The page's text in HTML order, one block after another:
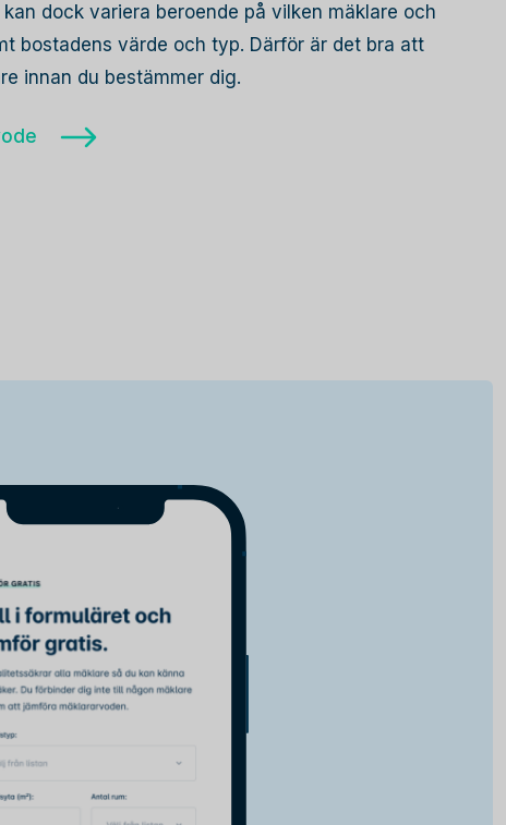
dock variera beroende på vilken mäklare och
bostadens värde och typ. Därför är det bra att
innan du bestämmer dig.